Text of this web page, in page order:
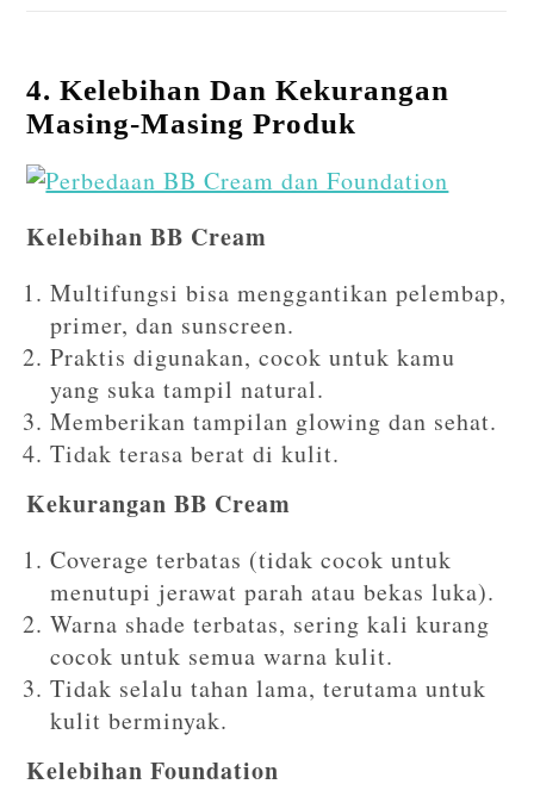
4. Kelebihan Dan Kekurangan
Masing-Masing Produk
Kelebihan BB Cream
Multifungsi bisa menggantikan pelembap,
primer, dan sunscreen.
Praktis digunakan, cocok untuk kamu
yang suka tampil natural.
Memberikan tampilan glowing dan sehat.
Tidak terasa berat di kulit.
Kekurangan BB Cream
Coverage terbatas (tidak cocok untuk
menutupi jerawat parah atau bekas luka).
Warna shade terbatas, sering kali kurang
cocok untuk semua warna kulit.
Tidak selalu tahan lama, terutama untuk
kulit berminyak.
Kelebihan Foundation